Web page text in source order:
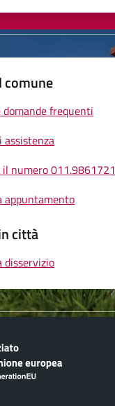
5 stelle su 5
4 stelle su 5
su 5
su 5
comune
domande frequenti
assistenza
il numero 011.9861721
appuntamento
città
disservizio